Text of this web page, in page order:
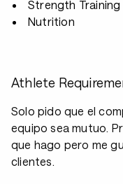
Strength Training
Nutrition
Athlete
Solo pido que el
equipo sea mutuo.
que hago pero me
clientes.